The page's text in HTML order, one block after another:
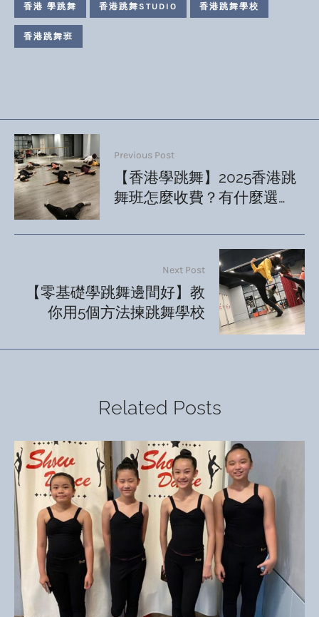
香港 學跳舞 香港跳舞STUDIO 香港跳舞學校
香港跳舞班
Previous Post
【香港學跳舞】2025香港跳
舞班怎麼收費？有什麼選
Next Post
【零基礎學跳舞邊間好】教
你用5個方法揀跳舞學校
Related Posts